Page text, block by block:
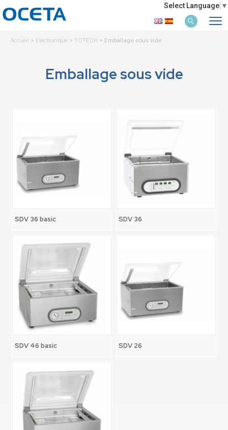
Select Language ▼
Accueil > Electronique > TOTECH > Emballage sous vide
Emballage sous vide
SDV 36 basic SDV 36
SDV 46 basic SDV 26